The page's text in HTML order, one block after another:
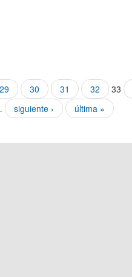
29 30 31 32 33
siguiente › última »